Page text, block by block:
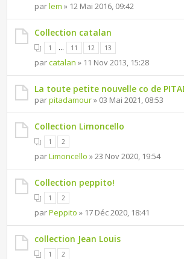
parlem » 12 Mai 2016, 09:42
Collection catalan
1 ... 11 12 13
parcatalan » 11 Nov 2013, 15:28
La toute petite nouvelle co de
parpitadamour» 03 Mai 2021, 08:53
Collection Limoncello
1 2
parLimoncello » 23 Nov 2020, 19:54
Collection peppito!
1 2
parPeppito » 17 Déc 2020, 18:41
collection Jean Louis
1 2